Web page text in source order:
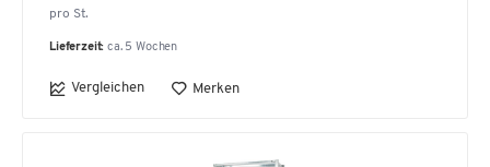
pro St.
Lieferzeit: ca. 5 Wochen
Vergleichen Merken